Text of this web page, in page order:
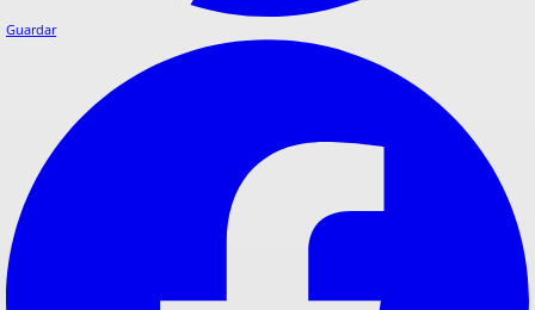
Guardar